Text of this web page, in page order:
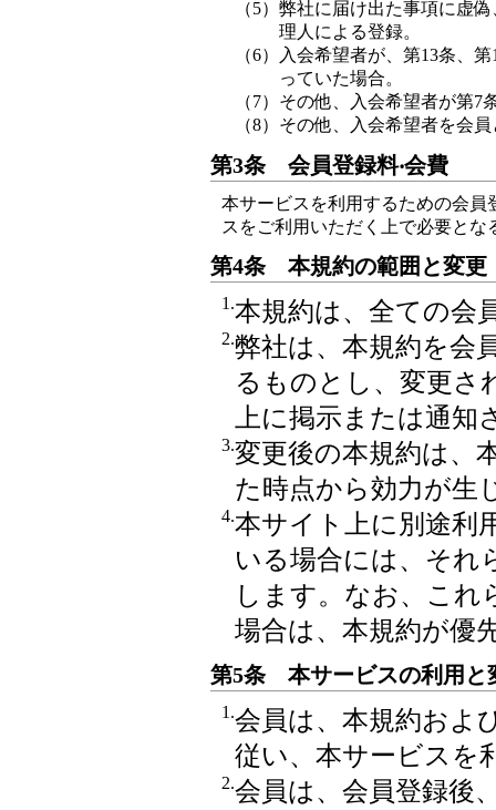
（5） 弊社に届け出た事項に虚
理人による登録。
（6）
入会希望者が、第13条、
っていた場合。
（7） その他、入会希望者が第7
（8） その他、入会希望者を会
第3条 会員登録料‧会費
本サービスを利用するための会
スをご利用いただく上で必要と
第4条 本規約の範囲と変更
1.本規約は、全ての会
2.弊社は、本規約を会
るものとし、変更さ
上に掲示または通
3.変更後の本規約は、
た時点から効力が生
4.本サイト上に別途利
いる場合には、それ
します。なお、これ
場合は、本規約が優
第5条 本サービスの利用と
1.会員は、本規約およ
従い、本サービスを
2.会員は、会員登録後